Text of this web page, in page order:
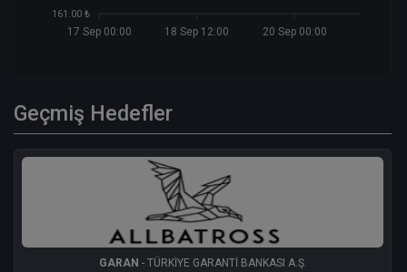
161.00 ₺
17 Sep 00:00 18 Sep 12:00 20 Sep 00:00
Geçmiş Hedefler
GARAN - TÜRKİYE GARANTİ BANKASI A.Ş.